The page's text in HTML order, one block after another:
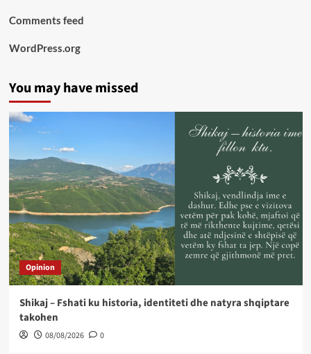
Comments feed
WordPress.org
You may have missed
Opinion
Shikaj – Fshati ku historia, identiteti dhe natyra shqiptare
takohen
08/08/2026 0